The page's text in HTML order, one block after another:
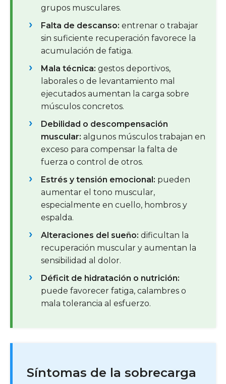
grupos musculares.
Falta de descanso: entrenar o trabajar
sin suficiente recuperación favorece la
acumulación de fatiga.
Mala técnica: gestos deportivos,
laborales o de levantamiento mal
ejecutados aumentan la carga sobre
músculos concretos.
Debilidad o descompensación
muscular: algunos músculos trabajan en
exceso para compensar la falta de
fuerza o control de otros.
Estrés y tensión emocional: pueden
aumentar el tono muscular,
especialmente en cuello, hombros y
espalda.
Alteraciones del sueño: dificultan la
recuperación muscular y aumentan la
sensibilidad al dolor.
Déficit de hidratación o nutrición:
puede favorecer fatiga, calambres o
mala tolerancia al esfuerzo.
Síntomas de la sobrecarga